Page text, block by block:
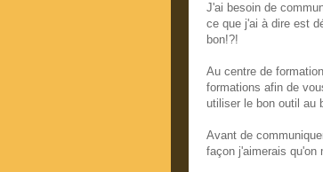
J'ai besoin de
ce que j'ai à dire est
bon!?!
Au centre de
formations afin de
utiliser le bon outil au
Avant de
façon j'aimerais qu'on